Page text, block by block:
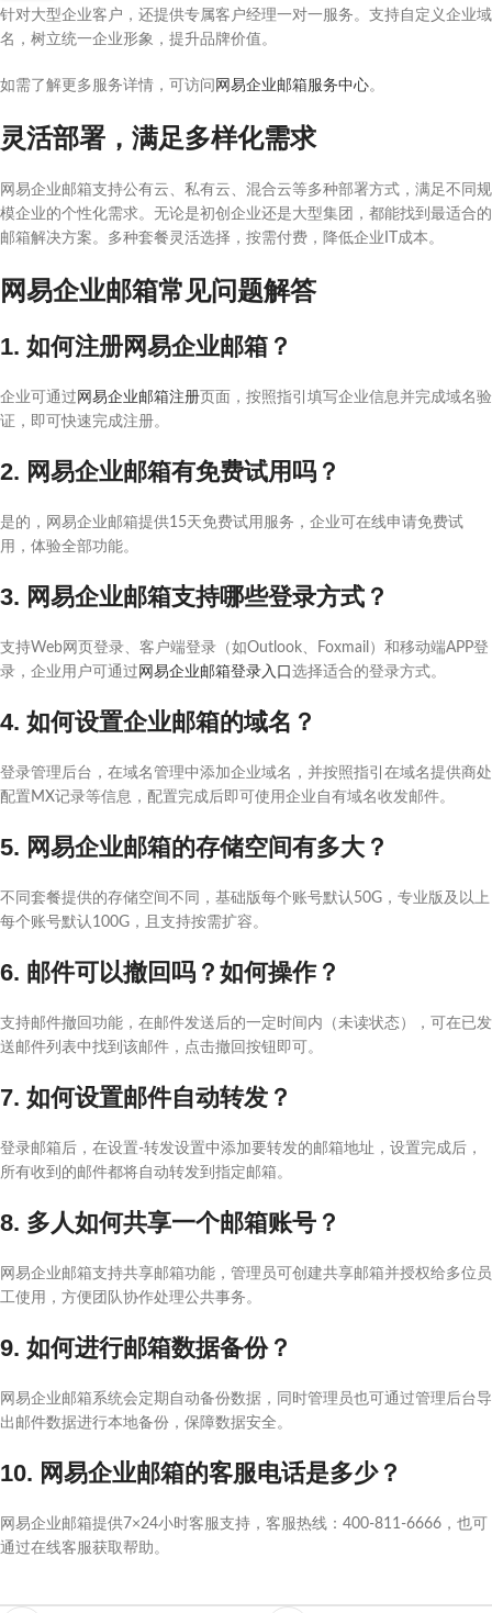
针对大型企业客户，还提供专属客户经理一对一服务。支持自定义企业域
名，树立统一企业形象，提升品牌价值。
如需了解更多服务详情，可访问 网易企业邮箱服务中心。
灵活部署，满足多样化需求
网易企业邮箱支持公有云、私有云、混合云等多种部署方式，满足不同规
模企业的个性化需求。无论是初创企业还是大型集团，都能找到最适合的
邮箱解决方案。多种套餐灵活选择，按需付费，降低企业IT成本。
网易企业邮箱常见问题解答
1. 如何注册网易企业邮箱？
企业可通过 网易企业邮箱注册页面，按照指引填写企业信息并完成域名验
证，即可快速完成注册。
2. 网易企业邮箱有免费试用吗？
是的，网易企业邮箱提供15天免费试用服务，企业可在线申请免费试
用，体验全部功能。
3. 网易企业邮箱支持哪些登录方式？
支持Web网页登录、客户端登录（如Outlook、Foxmail）和移动端APP登
录，企业用户可通过 网易企业邮箱登录入口 选择适合的登录方式。
4. 如何设置企业邮箱的域名？
登录管理后台，在域名管理中添加企业域名，并按照指引在域名提供商处
配置MX记录等信息，配置完成后即可使用企业自有域名收发邮件。
5. 网易企业邮箱的存储空间有多大？
不同套餐提供的存储空间不同，基础版每个账号默认50G，专业版及以上
每个账号默认100G，且支持按需扩容。
6. 邮件可以撤回吗？如何操作？
支持邮件撤回功能，在邮件发送后的一定时间内（未读状态），可在已发
送邮件列表中找到该邮件，点击撤回按钮即可。
7. 如何设置邮件自动转发？
登录邮箱后，在设置-转发设置中添加要转发的邮箱地址，设置完成后，
所有收到的邮件都将自动转发到指定邮箱。
8. 多人如何共享一个邮箱账号？
网易企业邮箱支持共享邮箱功能，管理员可创建共享邮箱并授权给多位员
工使用，方便团队协作处理公共事务。
9. 如何进行邮箱数据备份？
网易企业邮箱系统会定期自动备份数据，同时管理员也可通过管理后台导
出邮件数据进行本地备份，保障数据安全。
10. 网易企业邮箱的客服电话是多少？
网易企业邮箱提供7×24小时客服支持，客服热线：400-811-6666，也可
通过在线客服获取帮助。